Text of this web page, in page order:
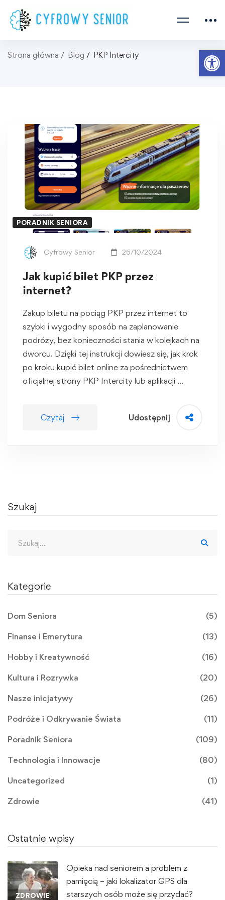
Strona główna Blog PKP Intercity
PORADNIK SENIORA
Cyfrowy Senior 26/10/2024
Jak kupić bilet PKP przez
internet?
Zakup biletu na pociąg PKP przez internet to
szybki i wygodny sposób na zaplanowanie
podróży, bez konieczności stania w kolejkach na
dworcu. Dzięki tej instrukcji dowiesz się, jak krok
po kroku kupić bilet online za pośrednictwem
oficjalnej strony PKP Intercity lub aplikacji …
Czytaj Udostępnij
Szukaj
Kategorie
Dom Seniora (5)
Finanse i Emerytura (13)
Hobby i Kreatywność (16)
Kultura i Rozrywka (20)
Nasze inicjatywy (26)
Podróże i Odkrywanie Świata (11)
Poradnik Seniora (109)
Technologia i Innowacje (80)
Uncategorized (1)
Zdrowie (41)
Ostatnie wpisy
ZDROWIE
Opieka nad seniorem a problem z
pamięcią – jaki lokalizator GPS dla
starszych osób może się przydać?